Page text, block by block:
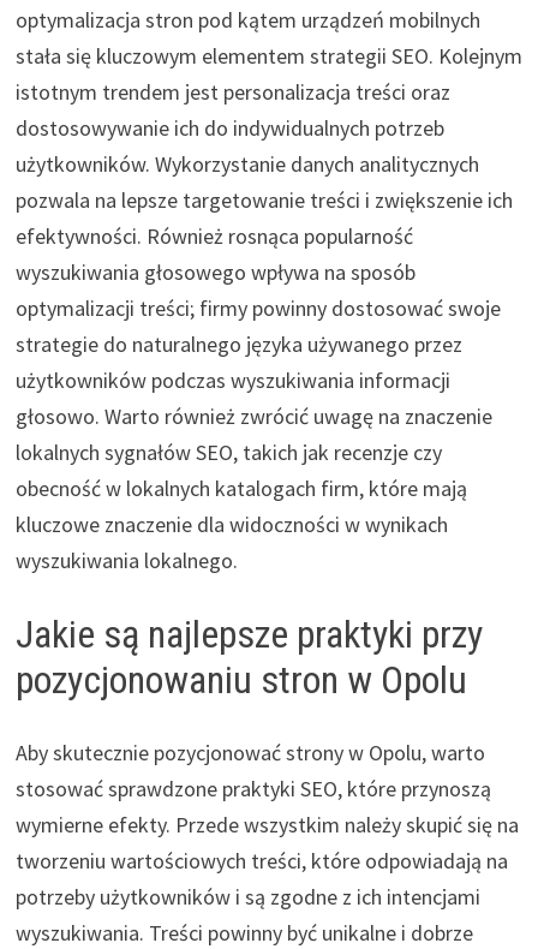
optymalizacja stron pod kątem urządzeń mobilnych
stała się kluczowym elementem strategii SEO. Kolejnym
istotnym trendem jest personalizacja treści oraz
dostosowywanie ich do indywidualnych potrzeb
użytkowników. Wykorzystanie danych analitycznych
pozwala na lepsze targetowanie treści i zwiększenie ich
efektywności. Również rosnąca popularność
wyszukiwania głosowego wpływa na sposób
optymalizacji treści; firmy powinny dostosować swoje
strategie do naturalnego języka używanego przez
użytkowników podczas wyszukiwania informacji
głosowo. Warto również zwrócić uwagę na znaczenie
lokalnych sygnałów SEO, takich jak recenzje czy
obecność w lokalnych katalogach firm, które mają
kluczowe znaczenie dla widoczności w wynikach
wyszukiwania lokalnego.
Jakie są najlepsze praktyki przy
pozycjonowaniu stron w Opolu
Aby skutecznie pozycjonować strony w Opolu, warto
stosować sprawdzone praktyki SEO, które przynoszą
wymierne efekty. Przede wszystkim należy skupić się na
tworzeniu wartościowych treści, które odpowiadają na
potrzeby użytkowników i są zgodne z ich intencjami
wyszukiwania. Treści powinny być unikalne i dobrze